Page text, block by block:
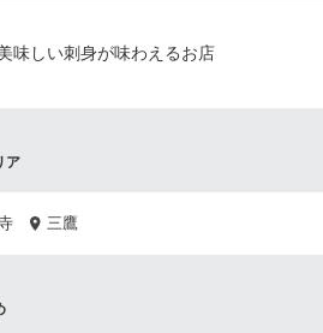
味しい刺身が味わえるお店
ア
三鷹